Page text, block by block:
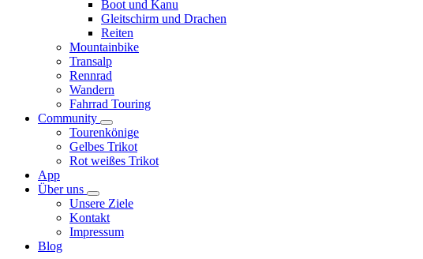
Boot und Kanu
Gleitschirm und Drachen
Reiten
Mountainbike
Transalp
Rennrad
Wandern
Fahrrad Touring
Community
Tourenkönige
Gelbes Trikot
Rot weißes Trikot
App
Über uns
Unsere Ziele
Kontakt
Impressum
Blog